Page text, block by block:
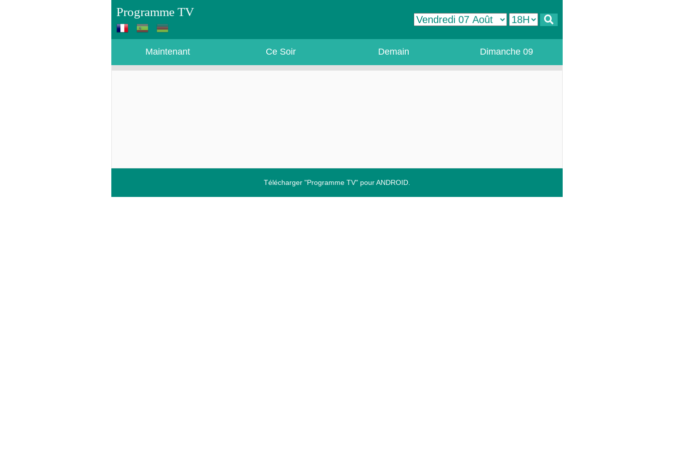
Programme TV
Maintenant Ce Soir Demain Dimanche 09
Télécharger "Programme TV" pour ANDROID.